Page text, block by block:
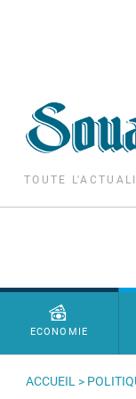
TOUTE
Menu principal
ECONOMIE
ACCUEIL >